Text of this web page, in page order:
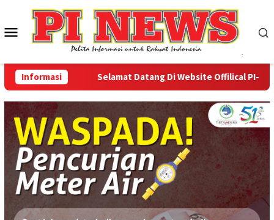
konten
Menu
Mobile
Informasi Selamat Datang Di Website Offilical PI-News